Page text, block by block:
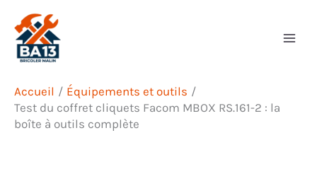
contenu
Accueil
Équipements et outils
Test du coffret cliquets Facom MBOX RS.161-2 : la
boîte à outils complète
Rechercher